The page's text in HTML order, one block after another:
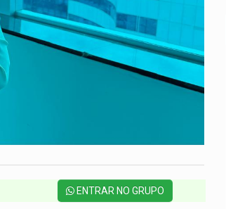
ENTRAR NO GRUPO